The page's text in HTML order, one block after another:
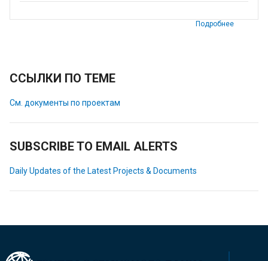
Подробнее
ССЫЛКИ ПО ТЕМЕ
См. документы по проектам
SUBSCRIBE TO EMAIL ALERTS
Daily Updates of the Latest Projects & Documents